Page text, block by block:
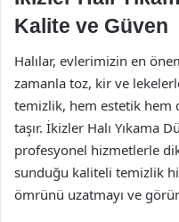
Kalite ve Güven
Halılar, evlerimizin en
zamanla toz, kir ve
temizlik, hem estetik hem
taşır. İkizler Halı Yıkama
profesyonel hizmetlerle
sunduğu kaliteli temizlik
ömrünü uzatmayı ve